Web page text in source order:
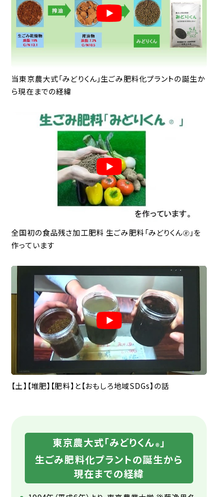
当東京農大式「みどりくん」生ごみ肥料化プラントの誕生か
ら現在までの経緯
全国初の食品残さ加工肥料 生ごみ肥料「みどりくん🄬 」を
作っています
【土】【堆肥】【肥料】と【おもしろ地域SDGs】の話
東京農大式「みどりくん®️」
生ごみ肥料化プラントの誕生から
現在までの経緯